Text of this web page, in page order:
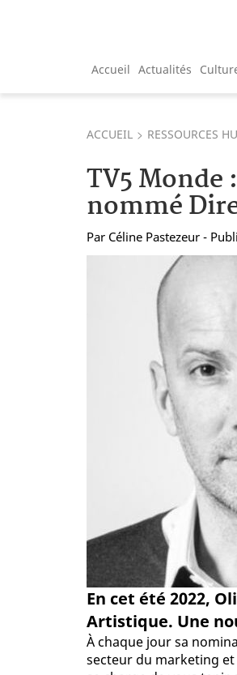
Accueil Actualités
ACCUEIL RESSOURCES
TV5 Monde
nommé
Par Céline Pastezeur -
En cet été 2022,
Artistique. Une
À chaque jour sa
secteur du marketing